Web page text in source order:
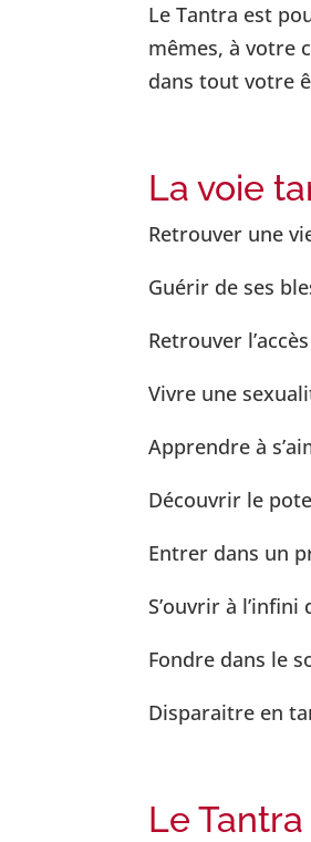
Le Tantra est
mêmes, à votre
dans tout votre
La voie
Retrouver une
Guérir de ses
Retrouver
Vivre une
Apprendre à
Découvrir le
Entrer dans un
S’ouvrir à l’infini
Fondre dans le
Disparaitre en
Le Tantra